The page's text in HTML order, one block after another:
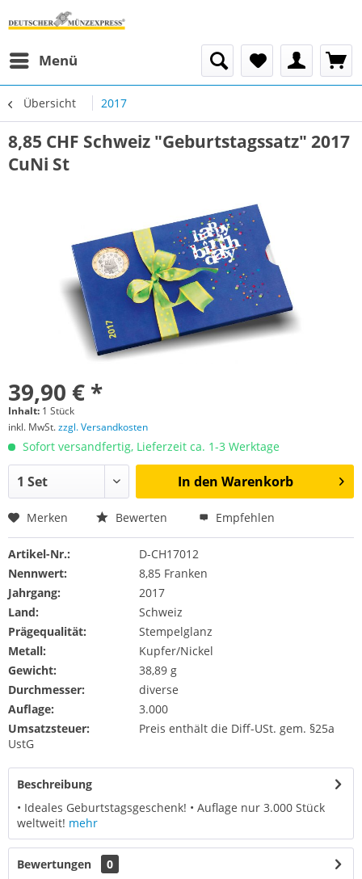
Menü
Übersicht 2017
8,85 CHF Schweiz "Geburtstagssatz" 2017
CuNi St
39,90 € *
Inhalt: 1 Stück
inkl. MwSt.zzgl. Versandkosten
Sofort versandfertig, Lieferzeit ca. 1-3 Werktage
In den Warenkorb
Merken Bewerten Empfehlen
Artikel-Nr.:
D-CH17012
Nennwert:
8,85 Franken
Jahrgang:
2017
Land:
Schweiz
Prägequalität:
Stempelglanz
Metall:
Kupfer/Nickel
Gewicht:
38,89 g
Durchmesser:
diverse
Auflage:
3.000
Umsatzsteuer:
Preis enthält die Diff-USt. gem. §25a
UstG
Beschreibung
• Ideales Geburtstagsgeschenk! • Auflage nur 3.000 Stück
weltweit! mehr
Bewertungen
0